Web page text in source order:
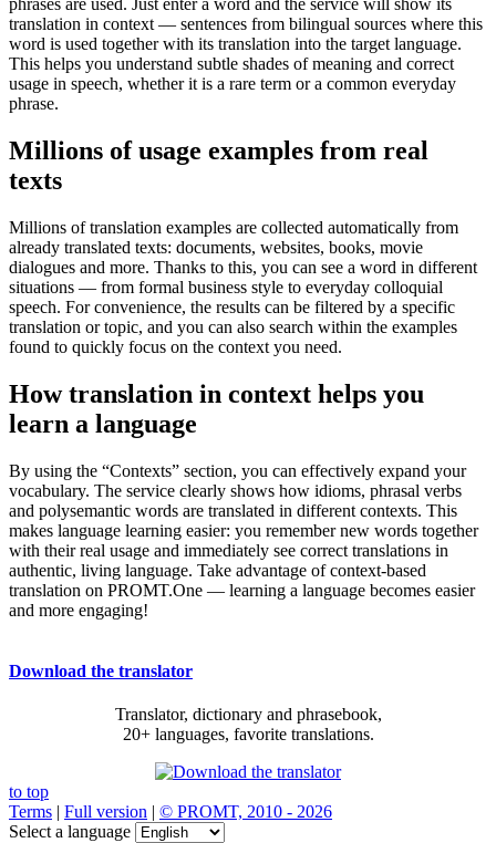
phrases are used. Just enter a word and the service will show its
translation in context — sentences from bilingual sources where this
word is used together with its translation into the target language.
This helps you understand subtle shades of meaning and correct
usage in speech, whether it is a rare term or a common everyday
phrase.
Millions of usage examples from real
texts
Millions of translation examples are collected automatically from
already translated texts: documents, websites, books, movie
dialogues and more. Thanks to this, you can see a word in different
situations — from formal business style to everyday colloquial
speech. For convenience, the results can be filtered by a specific
translation or topic, and you can also search within the examples
found to quickly focus on the context you need.
How translation in context helps you
learn a language
By using the “Contexts” section, you can effectively expand your
vocabulary. The service clearly shows how idioms, phrasal verbs
and polysemantic words are translated in different contexts. This
makes language learning easier: you remember new words together
with their real usage and immediately see correct translations in
authentic, living language. Take advantage of context-based
translation on PROMT.One — learning a language becomes easier
and more engaging!
Download the translator
Translator, dictionary and phrasebook,
20+ languages, favorite translations.
to top
Terms | Full version | © PROMT, 2010 - 2026
Select a language